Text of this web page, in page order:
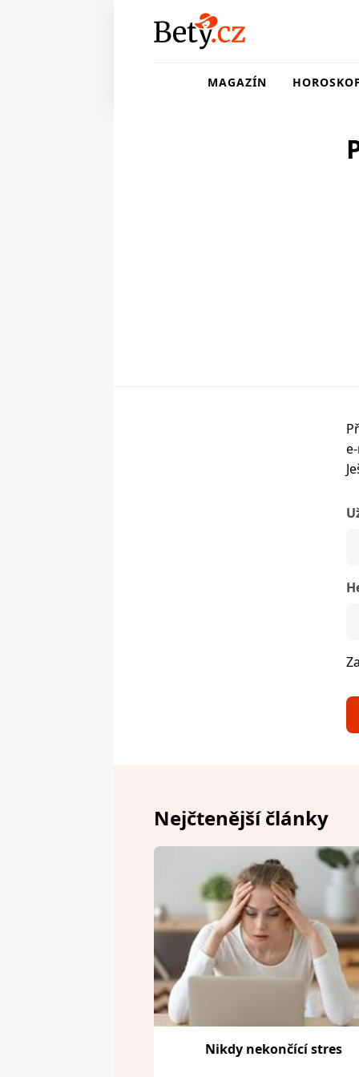
MAGAZÍN
Nejčtenější články
Nikdy nekončící stres